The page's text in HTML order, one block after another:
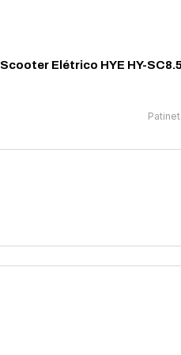
Scooter Elétrico HYE HY-